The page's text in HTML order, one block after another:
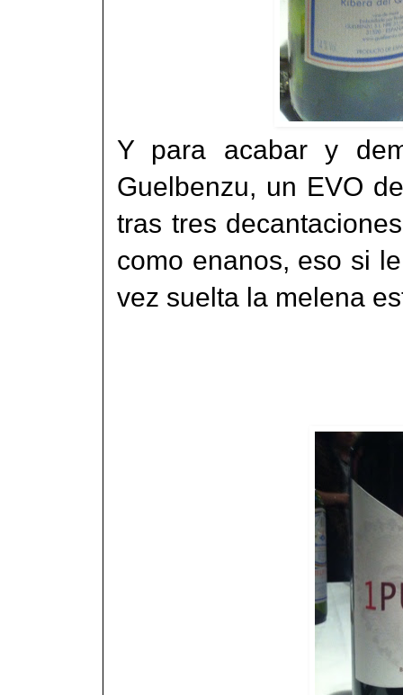
Y para acabar y
Guelbenzu, un EVO
tras tres
como enanos, eso si
vez suelta la melena